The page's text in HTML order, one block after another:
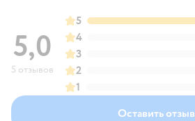
5,0
5 отзывов
5
4
3
2
1
Оставить отзыв